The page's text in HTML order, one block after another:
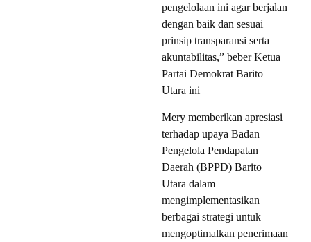
pengelolaan ini agar berjalan
dengan baik dan sesuai
prinsip transparansi serta
akuntabilitas,” beber Ketua
Partai Demokrat Barito
Utara ini
Mery memberikan apresiasi
terhadap upaya Badan
Pengelola Pendapatan
Daerah (BPPD) Barito
Utara dalam
mengimplementasikan
berbagai strategi untuk
mengoptimalkan penerimaan